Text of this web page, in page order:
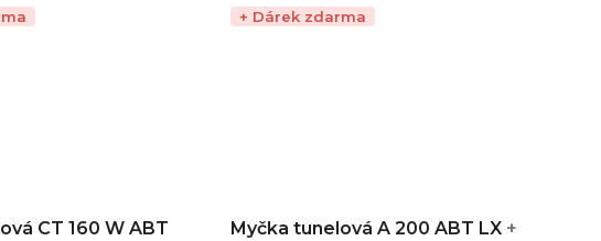
CT 160 W ABT
+ Dárek zdarma
Myčka tunelová A 200 ABT LX +